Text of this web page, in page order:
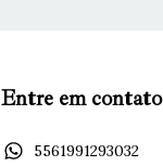
Entre em contato
5561991293032